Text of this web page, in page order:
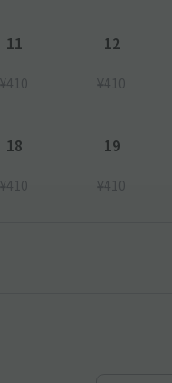
11
¥410
12
¥410
18
¥410
19
¥410